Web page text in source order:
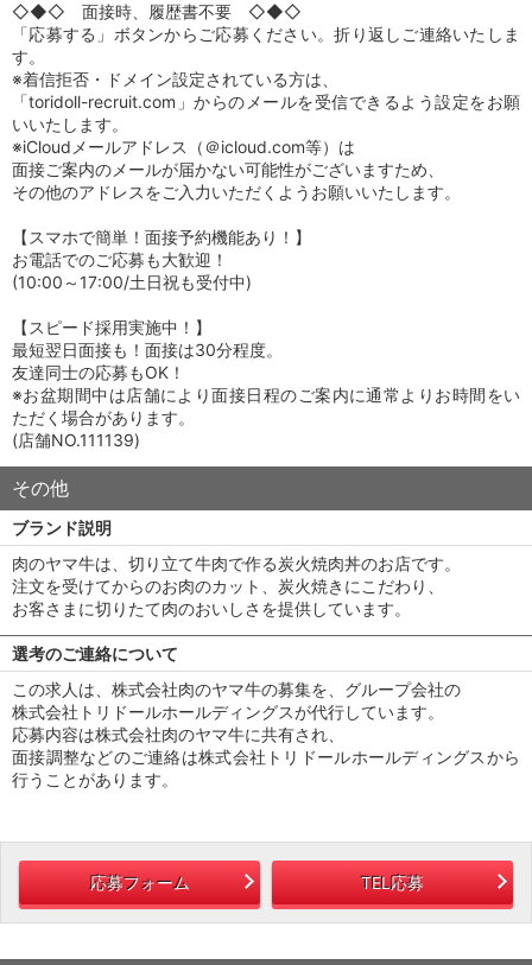
◇◆◇ 面接時、履歴書不要 ◇◆◇
「応募する」ボタンからご応募ください。折り返しご連絡いたしま
す。
※着信拒否・ドメイン設定されている方は、
「toridoll-recruit.com」からのメールを受信できるよう設定をお願
いいたします。
※iCloudメールアドレス（＠icloud.com等）は
面接ご案内のメールが届かない可能性がございますため、
その他のアドレスをご入力いただくようお願いいたします。
【スマホで簡単！面接予約機能あり！】
お電話でのご応募も大歓迎！
(10:00～17:00/土日祝も受付中)
【スピード採用実施中！】
最短翌日面接も！面接は30分程度。
友達同士の応募もOK！
※お盆期間中は店舗により面接日程のご案内に通常よりお時間をい
ただく場合があります。
(店舗NO.111139)
その他
ブランド説明
肉のヤマ牛は、切り立て牛肉で作る炭火焼肉丼のお店です。
注文を受けてからのお肉のカット、炭火焼きにこだわり、
お客さまに切りたて肉のおいしさを提供しています。
選考のご連絡について
この求人は、株式会社肉のヤマ牛の募集を、グループ会社の
株式会社トリドールホールディングスが代行しています。
応募内容は株式会社肉のヤマ牛に共有され、
面接調整などのご連絡は株式会社トリドールホールディングスから
行うことがあります。
応募フォーム TEL応募